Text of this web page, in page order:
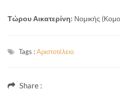
Τώρου Αικατερίνη: Νομικής
Tags :Αριστοτέλειο
Share :